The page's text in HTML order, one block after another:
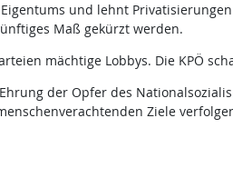
und lehnt
Maß gekürzt werden.
mächtige Lobbys. Die KPÖ
der Opfer des
Ziele